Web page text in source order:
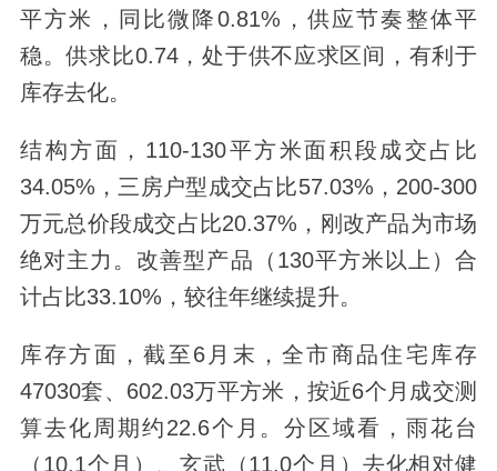
平方米，同比微降0.81%，供应节奏整体平
稳。供求比0.74，处于供不应求区间，有利于
库存去化。
结构方面，110-130平方米面积段成交占比
34.05%，三房户型成交占比57.03%，200-300
万元总价段成交占比20.37%，刚改产品为市场
绝对主力。改善型产品（130平方米以上）合
计占比33.10%，较往年继续提升。
库存方面，截至6月末，全市商品住宅库存
47030套、602.03万平方米，按近6个月成交测
算去化周期约22.6个月。分区域看，雨花台
（10.1个月）、玄武（11.0个月）去化相对健